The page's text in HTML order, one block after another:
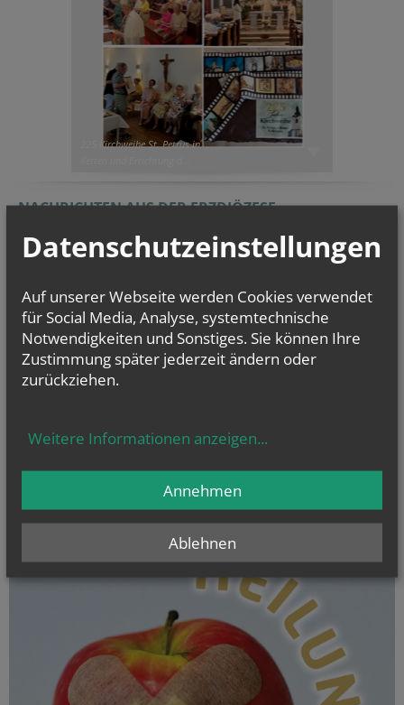
225 Kirchweihe St. Petrus in
NACHRICHTEN AUS DER ERZDIÖZESE
Datenschutzeinstellungen
Auf unserer Webseite werden Cookies verwendet
für Social Media, Analyse, systemtechnische
Notwendigkeiten und Sonstiges. Sie können Ihre
Zustimmung später jederzeit ändern oder
zurückziehen.
Weitere Informationen anzeigen...
Ablehnen
Annehmen